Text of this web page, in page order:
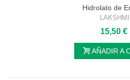
Hidrolato de
LAKSHMI
15,50 €
AÑADIR A